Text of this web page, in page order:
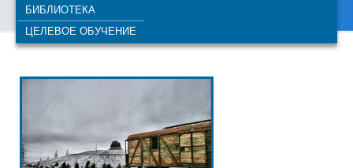
БИБЛИОТЕКА
ЦЕЛЕВОЕ ОБУЧЕНИЕ